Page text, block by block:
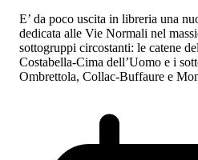
E’ da poco uscita in libreria una
dedicata alle Vie Normali nel
sottogruppi circostanti: le catene
Costabella-Cima dell’Uomo e i
Ombrettola, Collac-Buffaure e